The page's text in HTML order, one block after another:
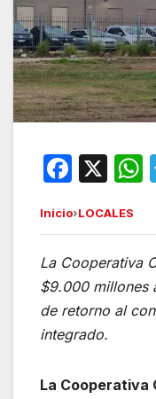
F
c
e
b
o
o
X
Inicio›LOCALES
La Cooperativa
$9.000 millones
de retorno al
integrado.
La Cooperativa